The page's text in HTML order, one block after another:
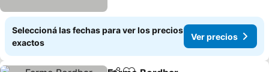
Seleccioná las fechas para ver los precios
exactos
Ver precios